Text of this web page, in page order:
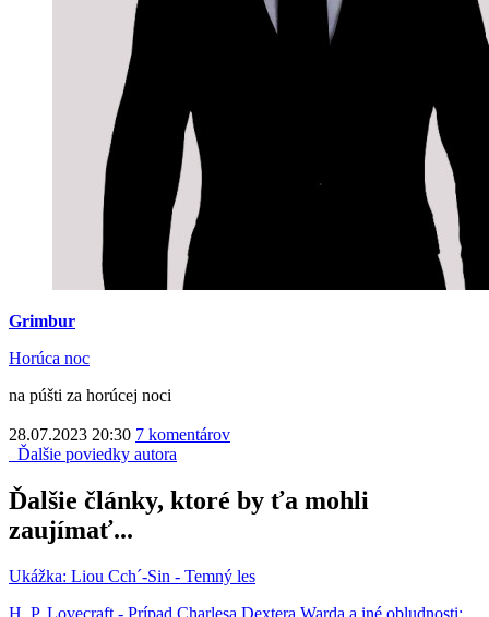
Grimbur
Horúca noc
na púšti za horúcej noci
28.07.2023 20:30 7 komentárov
Ďalšie poviedky autora
Ďalšie články, ktoré by ťa mohli
zaujímať...
Ukážka: Liou Cch´-Sin - Temný les
H. P. Lovecraft - Prípad Charlesa Dextera Warda a iné obludnosti: